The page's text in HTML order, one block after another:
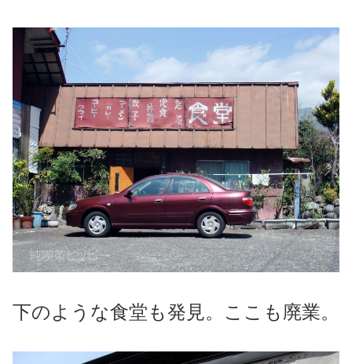
下のような食堂も発見。ここも廃業。